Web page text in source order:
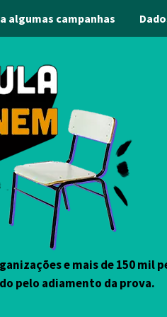
algumas campanhas
e mais de 150 mil
pelo adiamento da prova.